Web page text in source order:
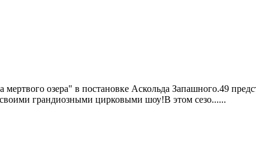
озера" в постановке Аскольда Запашного.49
грандиозными цирковыми шоу!В этом сезо......